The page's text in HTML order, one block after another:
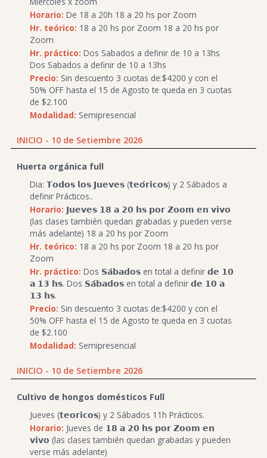
Horario: De 18 a 20h 18 a 20 hs por Zoom
Hr. teórico: 18 a 20 hs por Zoom 18 a 20 hs por
Zoom
Hr. práctico: Dos Sabados a definir de 10 a 13hs
Dos Sabados a definir de 10 a 13hs
Precio: Sin descuento 3 cuotas de:$4200 y con el
50% OFF hasta el 15 de Agosto te queda en 3 cuotas
de $2.100
Modalidad: Semipresencial
INICIO - 10 de Setiembre 2026
Huerta orgánica full
Dia: 𝗧𝗼𝗱𝗼𝘀 𝗹𝗼𝘀 𝗝𝘂𝗲𝘃𝗲𝘀 (𝘁𝗲𝗼́𝗿𝗶𝗰𝗼𝘀) y 2 Sábados a
definir Prácticos..
Horario: 𝗝𝘂𝗲𝘃𝗲𝘀 𝟭𝟴 𝗮 𝟮𝟬 𝗵𝘀 𝗽𝗼𝗿 𝗭𝗼𝗼𝗺 𝗲𝗻 𝘃𝗶𝘃𝗼
(las clases también quedan grabadas y pueden verse
más adelante) 18 a 20 hs por Zoom
Hr. teórico: 18 a 20 hs por Zoom 18 a 20 hs por
Zoom
Hr. práctico: Dos 𝗦𝗮́𝗯𝗮𝗱𝗼𝘀 en total a definir 𝗱𝗲 𝟭𝟬
𝗮 𝟭𝟯 𝗵𝘀. Dos 𝗦𝗮́𝗯𝗮𝗱𝗼𝘀 en total a definir 𝗱𝗲 𝟭𝟬 𝗮
𝟭𝟯 𝗵𝘀.
Precio: Sin descuento 3 cuotas de:$4200 y con el
50% OFF hasta el 15 de Agosto te queda en 3 cuotas
de $2.100
Modalidad: Semipresencial
INICIO - 10 de Setiembre 2026
Cultivo de hongos domésticos Full
Jueves (𝘁𝗲𝗼𝗿𝗶𝗰𝗼𝘀) y 2 Sábados 11h Prácticos.
Horario: Jueves de 𝟭𝟴 𝗮 𝟮𝟬 𝗵𝘀 𝗽𝗼𝗿 𝗭𝗼𝗼𝗺 𝗲𝗻
𝘃𝗶𝘃𝗼 (las clases también quedan grabadas y pueden
verse más adelante)